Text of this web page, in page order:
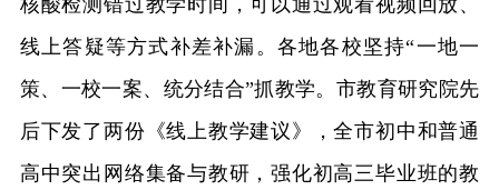
核酸检测错过教学时间，可以通过观看视频回放、
线上答疑等方式补差补漏。各地各校坚持“一地一
策、一校一案、统分结合”抓教学。市教育研究院先
后下发了两份《线上教学建议》，全市初中和普通
高中突出网络集备与教研，强化初高三毕业班的教